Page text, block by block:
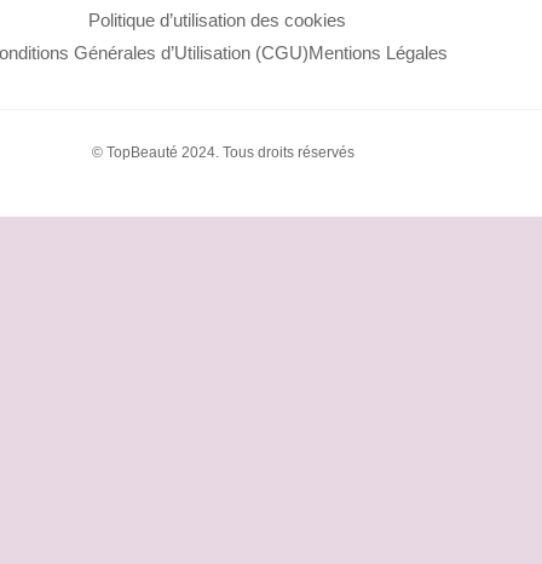
Politique d’utilisation des cookies
Générales d’Utilisation (CGU)Mentions Légales
© TopBeauté 2024. Tous droits réservés